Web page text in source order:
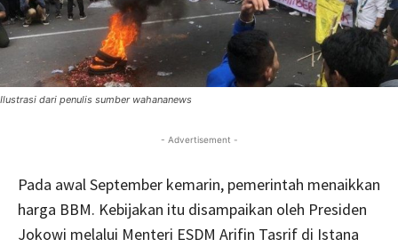
Ilustrasi dari penulis sumber wahananews
- Advertisement -
Pada awal September kemarin, pemerintah menaikkan
harga BBM. Kebijakan itu disampaikan oleh Presiden
Jokowi melalui Menteri ESDM Arifin Tasrif di Istana